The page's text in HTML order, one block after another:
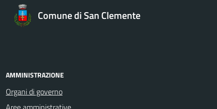
Comune di San Clemente
AMMINISTRAZIONE
Organi di governo